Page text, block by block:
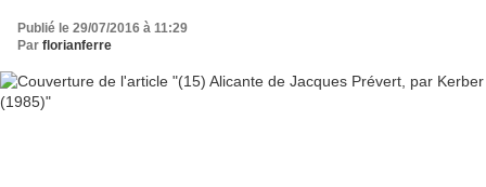
Publié le 29/07/2016 à 11:29
Par florianferre